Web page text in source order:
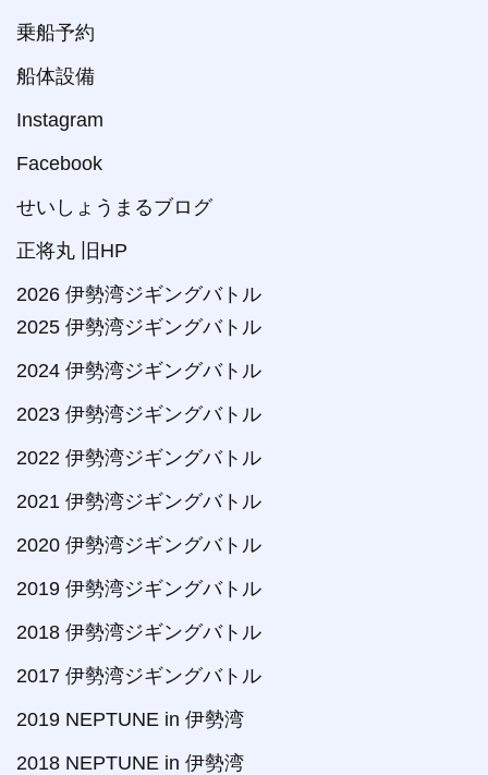
乗船予約
船体設備
Instagram
Facebook
せいしょうまるブログ
正将丸 旧HP
2026 伊勢湾ジギングバトル
2025 伊勢湾ジギングバトル
2024 伊勢湾ジギングバトル
2023 伊勢湾ジギングバトル
2022 伊勢湾ジギングバトル
2021 伊勢湾ジギングバトル
2020 伊勢湾ジギングバトル
2019 伊勢湾ジギングバトル
2018 伊勢湾ジギングバトル
2017 伊勢湾ジギングバトル
2019 NEPTUNE in 伊勢湾
2018 NEPTUNE in 伊勢湾